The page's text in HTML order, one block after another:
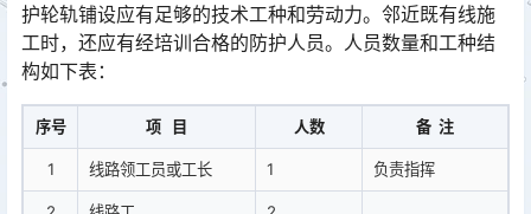
护轮轨铺设应有足够的技术工种和劳动力。邻近既有线施
工时，还应有经培训合格的防护人员。人员数量和工种结
构如下表：
序号 项 目 人数 备 注
1 线路领工员或工长 1 负责指挥